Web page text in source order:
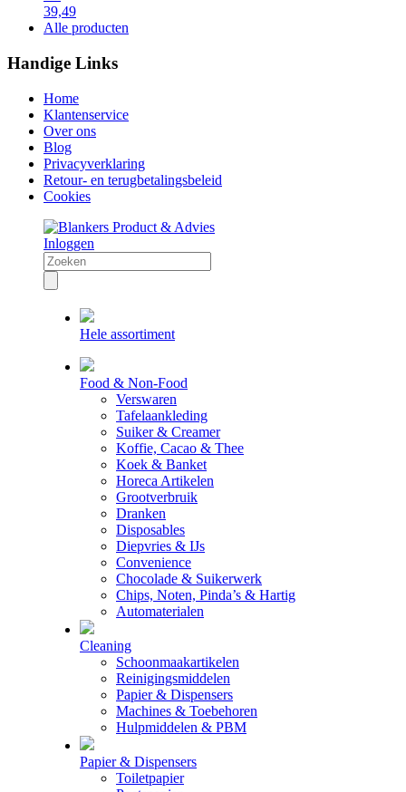
39,49
Alle producten
Handige Links
Home
Klantenservice
Over ons
Blog
Privacyverklaring
Retour- en terugbetalingsbeleid
Cookies
Inloggen
Hele assortiment
Food & Non-Food
Verswaren
Tafelaankleding
Suiker & Creamer
Koffie, Cacao & Thee
Koek & Banket
Horeca Artikelen
Grootverbruik
Dranken
Disposables
Diepvries & IJs
Convenience
Chocolade & Suikerwerk
Chips, Noten, Pinda’s & Hartig
Automaterialen
Cleaning
Schoonmaakartikelen
Reinigingsmiddelen
Papier & Dispensers
Machines & Toebehoren
Hulpmiddelen & PBM
Papier & Dispensers
Toiletpapier